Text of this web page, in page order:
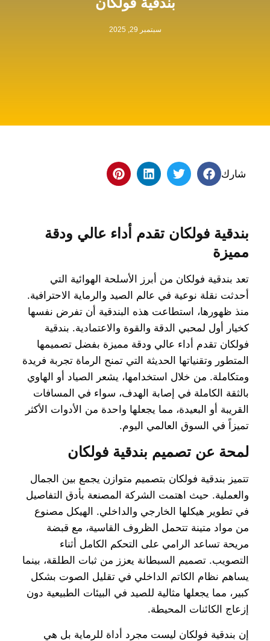
سبتمبر 29, 2025
شارك
بندقية فولكان تقدم أداء عالي ودقة
مميزة
تعد بندقية فولكان من أبرز الأسلحة الهوائية التي
أحدثت نقلة نوعية في عالم الصيد والرماية الاحترافية.
منذ ظهورها، استطاعت هذه البندقية أن تفرض نفسها
كخيار أول لمحبي الدقة والقوة والاعتمادية. بندقية
فولكان تقدم أداء عالي ودقة مميزة بفضل تصميمها
المتطور وتقنياتها الحديثة التي تمنح الرماة تجربة فريدة
ومتكاملة. من خلال استخدامها، يشعر الصياد أو الهاوي
بالثقة الكاملة في إصابة الهدف، سواء في المسافات
القريبة أو البعيدة، مما يجعلها واحدة من الأدوات الأكثر
تميزاً في السوق العالمي اليوم.
لمحة عن تصميم بندقية فولكان
تتميز بندقية فولكان بتصميم متوازن يجمع بين الجمال
والعملية. حيث اهتمت الشركة المصنعة بأدق التفاصيل
في تطوير هيكلها الخارجي والداخلي. الهيكل مصنوع
من مواد متينة تتحمل الظروف القاسية، مع قبضة
مريحة تساعد الرامي على التحكم الكامل أثناء
التصويب. تصميم السبطانة يعزز من ثبات الطلقة، بينما
يساهم نظام الكاتم الداخلي في تقليل الصوت بشكل
كبير، مما يجعلها مثالية للصيد في البيئات الطبيعية دون
إزعاج الكائنات المحيطة.
إن بندقية فولكان ليست مجرد أداة للرماية بل هي